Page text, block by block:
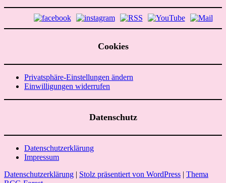
Cookies
Privatsphäre-Einstellungen ändern
Einwilligungen widerrufen
Datenschutz
Datenschutzerklärung
Impressum
Datenschutzerklärung | Stolz präsentiert von WordPress | Thema